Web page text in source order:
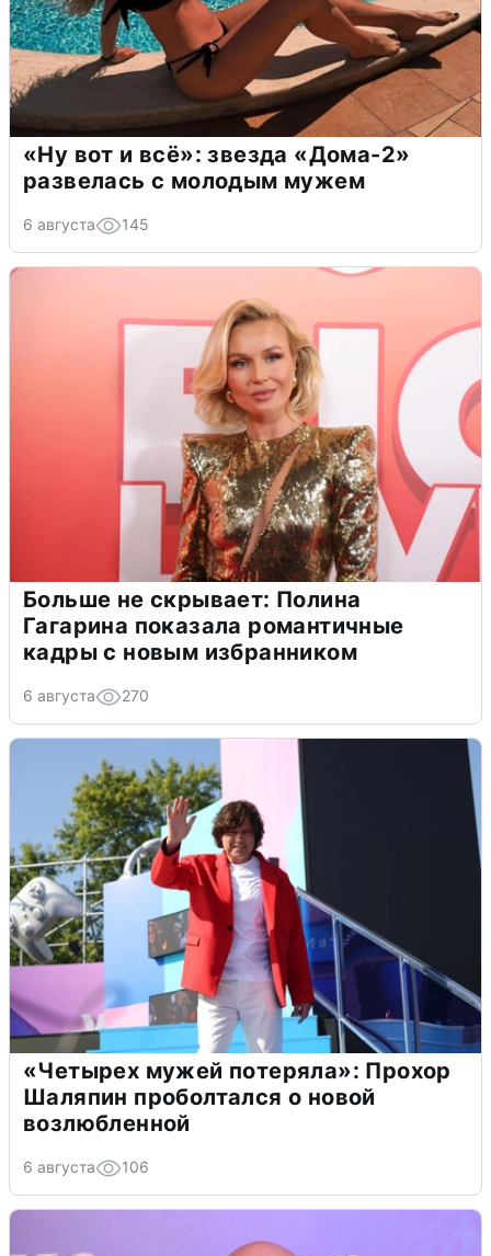
«Ну вот и всё»: звезда «Дома-2»
развелась с молодым мужем
6 августа 145
Больше не скрывает: Полина
Гагарина показала романтичные
кадры с новым избранником
6 августа 270
«Четырех мужей потеряла»: Прохор
Шаляпин проболтался о новой
возлюбленной
6 августа 106